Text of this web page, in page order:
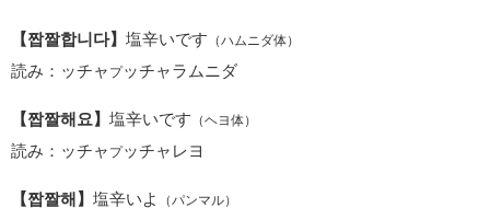
【짭짤합니다】 塩辛いです （ハムニダ体）
読み：ッチャ プッチャラムニダ
【짭짤해요】 塩辛いです （ヘヨ体）
読み：ッチャ プッチャレヨ
【짭짤해】 塩辛いよ （パンマル）